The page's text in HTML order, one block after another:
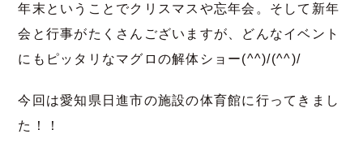
年末ということでクリスマスや忘年会。そして新年
会と行事がたくさんございますが、どんなイベント
にもピッタリなマグロの解体ショー(^^)/(^^)/
今回は愛知県日進市の施設の体育館に行ってきまし
た！！